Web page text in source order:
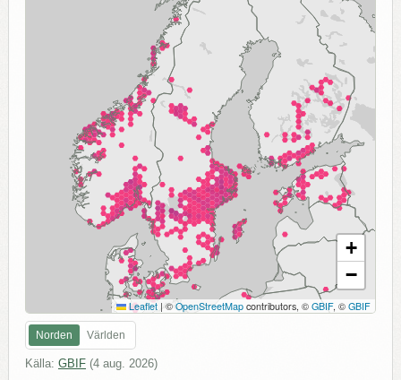
+
−
Leaflet | ©OpenStreetMap contributors, © GBIF, © GBIF
Norden Världen
Källa: GBIF (4 aug. 2026)